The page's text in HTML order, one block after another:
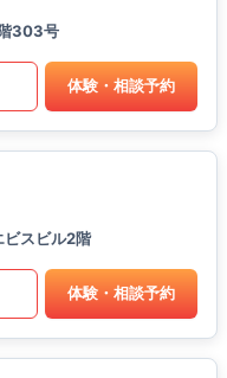
303号
体験・相談予約
スビル2階
体験・相談予約